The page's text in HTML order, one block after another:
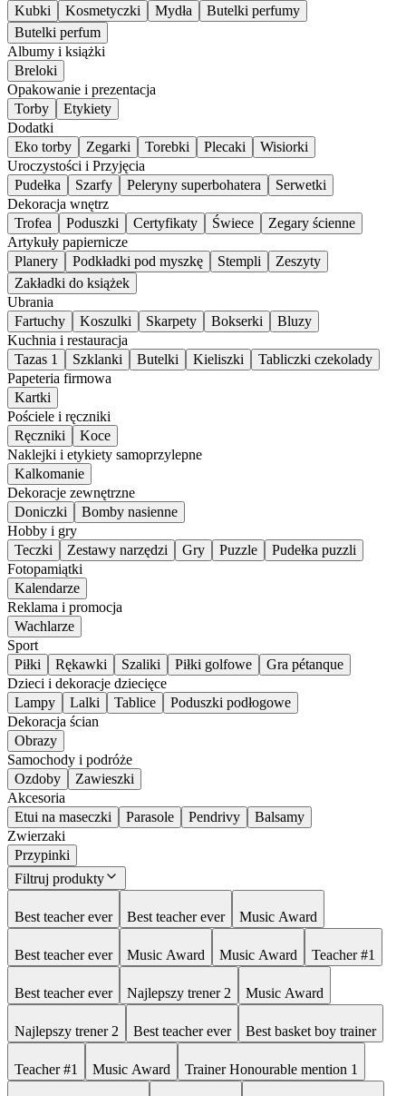
Kubki
Kosmetyczki Mydła
Butelki perfumy
Butelki perfum
Albumy i książki
Breloki
Opakowanie i prezentacja
Torby
Etykiety
Dodatki
Eko torby
Zegarki Torebki Plecaki
Wisiorki
Uroczystości i Przyjęcia
Pudełka
Szarfy Peleryny superbohatera
Serwetki
Dekoracja wnętrz
Trofea
Poduszki Certyfikaty Świece
Zegary ścienne
Artykuły papiernicze
Planery
Podkładki pod myszkę Stempli
Zeszyty
Zakładki do książek
Ubrania
Fartuchy
Koszulki Skarpety Bokserki
Bluzy
Kuchnia i restauracja
Tazas 1
Szklanki Butelki Kieliszki
Tabliczki czekolady
Papeteria firmowa
Kartki
Pościele i ręczniki
Ręczniki
Koce
Naklejki i etykiety samoprzylepne
Kalkomanie
Dekoracje zewnętrzne
Doniczki
Bomby nasienne
Hobby i gry
Teczki
Zestawy narzędzi Gry Puzzle
Pudełka puzzli
Fotopamiątki
Kalendarze
Reklama i promocja
Wachlarze
Sport
Piłki
Rękawki Szaliki Piłki golfowe
Gra pétanque
Dzieci i dekoracje dziecięce
Lampy
Lalki Tablice
Poduszki podłogowe
Dekoracja ścian
Obrazy
Samochody i podróże
Ozdoby
Zawieszki
Akcesoria
Etui na maseczki
Parasole Pendrivy
Balsamy
Zwierzaki
Przypinki
Filtruj produkty
Best teacher ever Best teacher ever Music Award
Best teacher ever Music Award Music Award Teacher #1
Best teacher ever Najlepszy trener 2 Music Award
Najlepszy trener 2 Best teacher ever Best basket boy trainer
Teacher #1 Music Award Trainer Honourable mention 1